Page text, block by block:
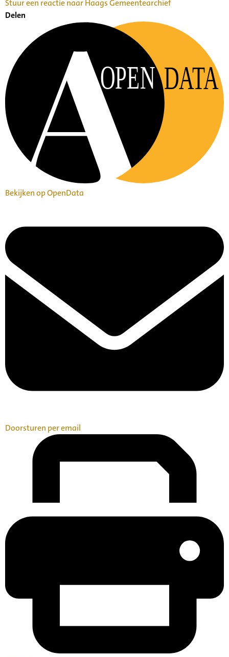
Stuur een reactie naar Haags Gemeentearchief
Delen
OPEN DATA
Bekijken op OpenData
Doorsturen per email